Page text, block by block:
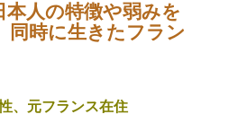
本人の特徴や弱みを
同時に生きたフラン
、元フランス在住